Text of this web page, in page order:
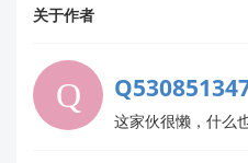
关于作者
这家伙很懒，什么